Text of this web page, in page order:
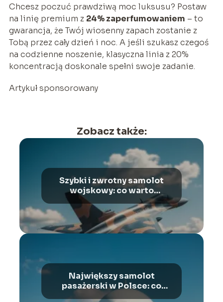
Chcesz poczuć prawdziwą moc luksusu? Postaw
na linię premium z 24% zaperfumowaniem – to
gwarancja, że Twój wiosenny zapach zostanie z
Tobą przez cały dzień i noc. A jeśli szukasz czegoś
na codzienne noszenie, klasyczna linia z 20%
koncentracją doskonale spełni swoje zadanie.
Artykuł sponsorowany
Zobacz także:
Szybki i zwrotny samolot
wojskowy: co warto
wiedzieć?
Największy samolot
pasażerski w Polsce: co
warto wiedzieć?